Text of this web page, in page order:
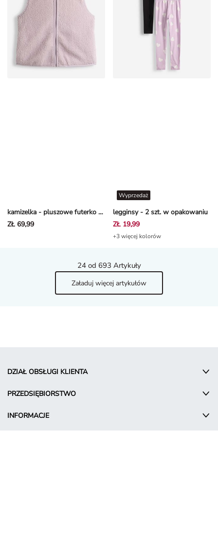
kamizelka - pluszowe futerko - Jasnoróżowy
ZŁ 69,99
legginsy - 2 szt. w opakowaniu
Wyprzedaż
ZŁ 19,99
+3 więcej kolorów
24od 693 Artykuły
Załaduj więcej artykułów
DZIAŁ OBSŁUGI KLIENTA
PRZEDSIĘBIORSTWO
INFORMACJE